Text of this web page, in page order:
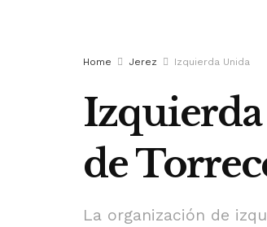
Home Jerez Izquierda Unida
Izquierda
de
La organización de